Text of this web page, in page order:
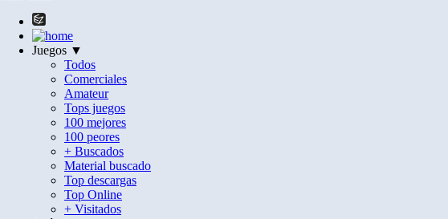
Juegos ▼
Todos
Comerciales
Amateur
Tops juegos
100 mejores
100 peores
+ Buscados
Material buscado
Top descargas
Top Online
+ Visitados